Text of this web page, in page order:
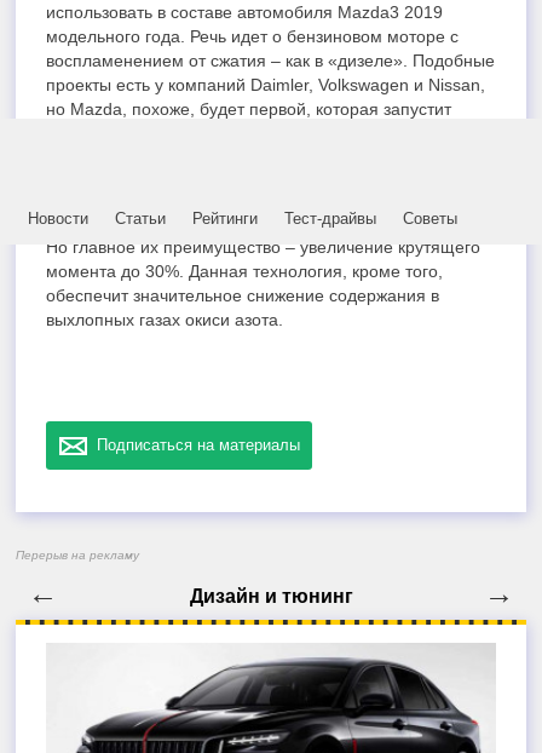
Новости Статьи Рейтинги Тест-драйвы Советы
использовать в составе автомобиля Mazda3 2019
модельного года. Речь идет о бензиновом моторе с
воспламенением от сжатия – как в «дизеле». Подобные
проекты есть у компаний Daimler, Volkswagen и Nissan,
но Mazda, похоже, будет первой, которая запустит
экономичнее моторов Skyactiv-G аналогичного объема.
Но главное их преимущество – увеличение крутящего
момента до 30%. Данная технология, кроме того,
обеспечит значительное снижение содержания в
выхлопных газах окиси азота.
Подписаться на материалы
Перерыв на рекламу
Дизайн и тюнинг
← →